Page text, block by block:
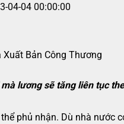
04-04 00:00:00
Xuất Bản Công Thương
lương sẽ tăng liên tục
phủ nhận. Dù nhà nước